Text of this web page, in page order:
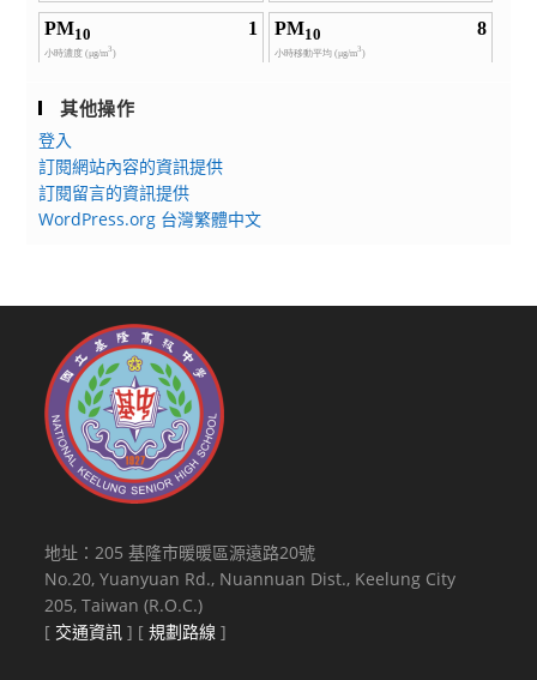
其他操作
登入
訂閱網站內容的資訊提供
訂閱留言的資訊提供
WordPress.org 台灣繁體中文
地址：205 基隆市暖暖區源遠路20號
No.20, Yuanyuan Rd., Nuannuan Dist., Keelung City
205, Taiwan (R.O.C.)
[ 交通資訊 ] [規劃路線 ]